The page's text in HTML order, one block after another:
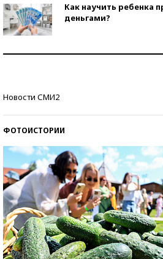
Как научить ребенка
деньгами?
Новости СМИ2
ФОТОИСТОРИИ